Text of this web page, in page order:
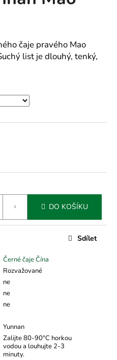
čaje pravého Mao
list je dlouhý, tenký,
DO KOŠÍKU
Černé čaje Čína
Rozvažované
ne
ne
ne
Yunnan
Zalijte 80-90°C horkou
vodou a louhujte 2-3
minuty.
Sdílet